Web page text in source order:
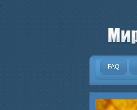
.
FAQ